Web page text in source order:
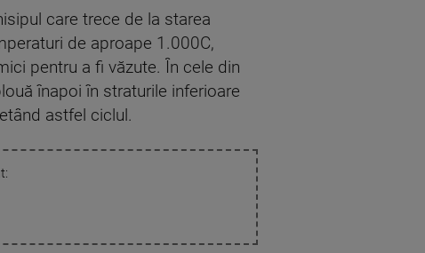
care trece de la starea
de aproape 1.000C,
pentru a fi văzute. În cele din
înapoi în straturile inferioare
astfel ciclul.